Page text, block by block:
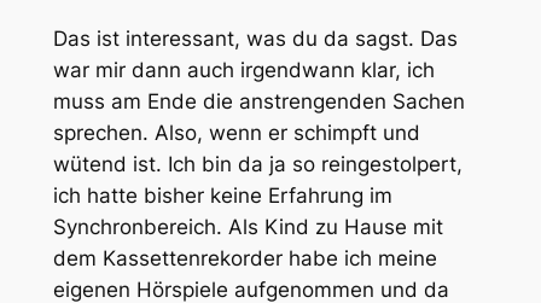
Das ist interessant, was du da sagst. Das
war mir dann auch irgendwann klar, ich
muss am Ende die anstrengenden Sachen
sprechen. Also, wenn er schimpft und
wütend ist. Ich bin da ja so reingestolpert,
ich hatte bisher keine Erfahrung im
Synchronbereich. Als Kind zu Hause mit
dem Kassettenrekorder habe ich meine
eigenen Hörspiele aufgenommen und da